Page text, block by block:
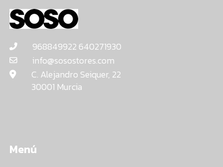
968849922 640271930
info@sosostores.com
C. Alejandro Seiquer, 22
30001 Murcia
Menú